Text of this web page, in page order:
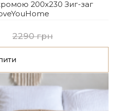
200х230 Зиг-заг
2290 грн